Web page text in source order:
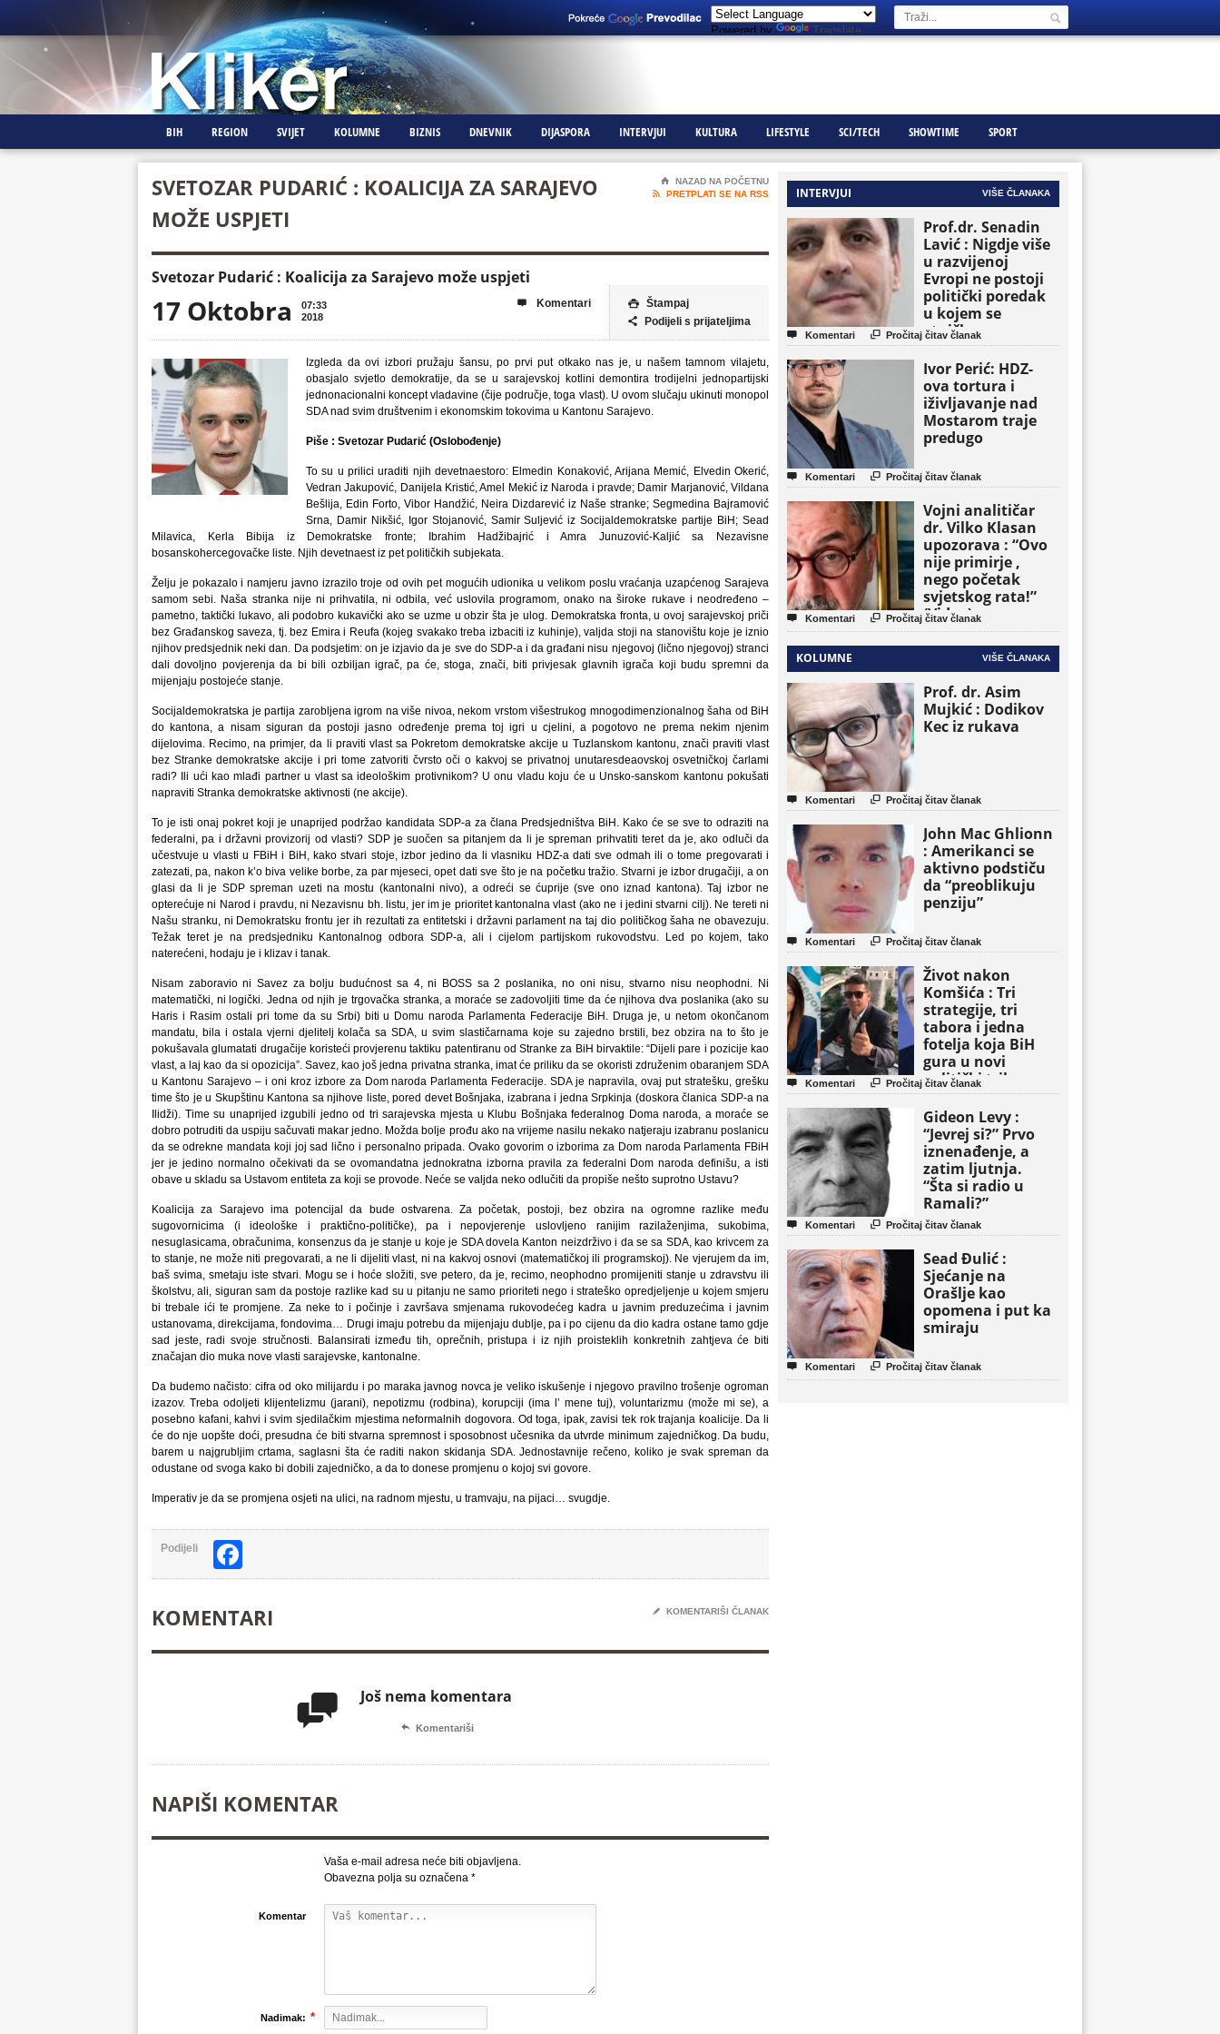
Powered by Translate
BIH REGION SVIJET KOLUMNE BIZNIS DNEVNIK DIJASPORA INTERVJUI KULTURA LIFESTYLE SCI/TECH SHOWTIME SPORT
SVETOZAR PUDARIĆ : KOALICIJA ZA SARAJEVO
MOŽE USPJETI
⌂
NAZAD NA POČETNU

PRETPLATI SE NA RSS
Svetozar Pudarić : Koalicija za Sarajevo može uspjeti
17 Oktobra
07:33
2018
 Štampaj
 Podijeli s prijateljima
 Komentari
Izgleda da ovi izbori pružaju šansu, po prvi put otkako nas je, u našem tamnom vilajetu,
obasjalo svjetlo demokratije, da se u sarajevskoj kotlini demontira trodijelni jednopartijski
jednonacionalni koncept vladavine (čije područje, toga vlast). U ovom slučaju ukinuti monopol
SDA nad svim društvenim i ekonomskim tokovima u Kantonu Sarajevo.
Piše : Svetozar Pudarić (Oslobođenje)
To su u prilici uraditi njih devetnaestoro: Elmedin Konaković, Arijana Memić, Elvedin Okerić,
Vedran Jakupović, Danijela Kristić, Amel Mekić iz Naroda i pravde; Damir Marjanović, Vildana
Bešlija, Edin Forto, Vibor Handžić, Neira Dizdarević iz Naše stranke; Segmedina Bajramović
Srna, Damir Nikšić, Igor Stojanović, Samir Suljević iz Socijaldemokratske partije BiH; Sead
Milavica, Kerla Bibija iz Demokratske fronte; Ibrahim Hadžibajrić i Amra Junuzović-Kaljić sa Nezavisne
bosanskohercegovačke liste. Njih devetnaest iz pet političkih subjekata.
Želju je pokazalo i namjeru javno izrazilo troje od ovih pet mogućih udionika u velikom poslu vraćanja uzapćenog Sarajeva
samom sebi. Naša stranka nije ni prihvatila, ni odbila, već uslovila programom, onako na široke rukave i neodređeno –
pametno, taktički lukavo, ali podobro kukavički ako se uzme u obzir šta je ulog. Demokratska fronta, u ovoj sarajevskoj priči
bez Građanskog saveza, tj. bez Emira i Reufa (kojeg svakako treba izbaciti iz kuhinje), valjda stoji na stanovištu koje je iznio
njihov predsjednik neki dan. Da podsjetim: on je izjavio da je sve do SDP-a i da građani nisu njegovoj (lično njegovoj) stranci
dali dovoljno povjerenja da bi bili ozbiljan igrač, pa će, stoga, znači, biti privjesak glavnih igrača koji budu spremni da
mijenjaju postojeće stanje.
Socijaldemokratska je partija zarobljena igrom na više nivoa, nekom vrstom višestrukog mnogodimenzionalnog šaha od BiH
do kantona, a nisam siguran da postoji jasno određenje prema toj igri u cjelini, a pogotovo ne prema nekim njenim
dijelovima. Recimo, na primjer, da li praviti vlast sa Pokretom demokratske akcije u Tuzlanskom kantonu, znači praviti vlast
bez Stranke demokratske akcije i pri tome zatvoriti čvrsto oči o kakvoj se privatnoj unutaresdeaovskoj osvetničkoj čarlami
radi? Ili ući kao mlađi partner u vlast sa ideološkim protivnikom? U onu vladu koju će u Unsko-sanskom kantonu pokušati
napraviti Stranka demokratske aktivnosti (ne akcije).
To je isti onaj pokret koji je unaprijed podržao kandidata SDP-a za člana Predsjedništva BiH. Kako će se sve to odraziti na
federalni, pa i državni provizorij od vlasti? SDP je suočen sa pitanjem da li je spreman prihvatiti teret da je, ako odluči da
učestvuje u vlasti u FBiH i BiH, kako stvari stoje, izbor jedino da li vlasniku HDZ-a dati sve odmah ili o tome pregovarati i
zatezati, pa, nakon k’o biva velike borbe, za par mjeseci, opet dati sve što je na početku tražio. Stvarni je izbor drugačiji, a on
glasi da li je SDP spreman uzeti na mostu (kantonalni nivo), a odreći se ćuprije (sve ono iznad kantona). Taj izbor ne
opterećuje ni Narod i pravdu, ni Nezavisnu bh. listu, jer im je prioritet kantonalna vlast (ako ne i jedini stvarni cilj). Ne tereti ni
Našu stranku, ni Demokratsku frontu jer ih rezultati za entitetski i državni parlament na taj dio političkog šaha ne obavezuju.
Težak teret je na predsjedniku Kantonalnog odbora SDP-a, ali i cijelom partijskom rukovodstvu. Led po kojem, tako
naterećeni, hodaju je i klizav i tanak.
Nisam zaboravio ni Savez za bolju budućnost sa 4, ni BOSS sa 2 poslanika, no oni nisu, stvarno nisu neophodni. Ni
matematički, ni logički. Jedna od njih je trgovačka stranka, a moraće se zadovoljiti time da će njihova dva poslanika (ako su
Haris i Rasim ostali pri tome da su Srbi) biti u Domu naroda Parlamenta Federacije BiH. Druga je, u netom okončanom
mandatu, bila i ostala vjerni djelitelj kolača sa SDA, u svim slastičarnama koje su zajedno brstili, bez obzira na to što je
pokušavala glumatati drugačije koristeći provjerenu taktiku patentiranu od Stranke za BiH birvaktile: “Dijeli pare i pozicije kao
vlast, a laj kao da si opozicija”. Savez, kao još jedna privatna stranka, imat će priliku da se okoristi združenim obaranjem SDA
u Kantonu Sarajevo – i oni kroz izbore za Dom naroda Parlamenta Federacije. SDA je napravila, ovaj put stratešku, grešku
time što je u Skupštinu Kantona sa njihove liste, pored devet Bošnjaka, izabrana i jedna Srpkinja (doskora članica SDP-a na
Ilidži). Time su unaprijed izgubili jedno od tri sarajevska mjesta u Klubu Bošnjaka federalnog Doma naroda, a moraće se
dobro potruditi da uspiju sačuvati makar jedno. Možda bolje prođu ako na vrijeme nasilu nekako natjeraju izabranu poslanicu
da se odrekne mandata koji joj sad lično i personalno pripada. Ovako govorim o izborima za Dom naroda Parlamenta FBiH
jer je jedino normalno očekivati da se ovomandatna jednokratna izborna pravila za federalni Dom naroda definišu, a isti
obave u skladu sa Ustavom entiteta za koji se provode. Neće se valjda neko odlučiti da propiše nešto suprotno Ustavu?
Koalicija za Sarajevo ima potencijal da bude ostvarena. Za početak, postoji, bez obzira na ogromne razlike među
sugovornicima (i ideološke i praktično-političke), pa i nepovjerenje uslovljeno ranijim razilaženjima, sukobima,
nesuglasicama, obračunima, konsenzus da je stanje u koje je SDA dovela Kanton neizdrživo i da se sa SDA, kao krivcem za
to stanje, ne može niti pregovarati, a ne li dijeliti vlast, ni na kakvoj osnovi (matematičkoj ili programskoj). Ne vjerujem da im,
baš svima, smetaju iste stvari. Mogu se i hoće složiti, sve petero, da je, recimo, neophodno promijeniti stanje u zdravstvu ili
školstvu, ali, siguran sam da postoje razlike kad su u pitanju ne samo prioriteti nego i strateško opredjeljenje u kojem smjeru
bi trebale ići te promjene. Za neke to i počinje i završava smjenama rukovodećeg kadra u javnim preduzećima i javnim
ustanovama, direkcijama, fondovima… Drugi imaju potrebu da mijenjaju dublje, pa i po cijenu da dio kadra ostane tamo gdje
sad jeste, radi svoje stručnosti. Balansirati između tih, oprečnih, pristupa i iz njih proisteklih konkretnih zahtjeva će biti
značajan dio muka nove vlasti sarajevske, kantonalne.
Da budemo načisto: cifra od oko milijardu i po maraka javnog novca je veliko iskušenje i njegovo pravilno trošenje ogroman
izazov. Treba odoljeti klijentelizmu (jarani), nepotizmu (rodbina), korupciji (ima l’ mene tuj), voluntarizmu (može mi se), a
posebno kafani, kahvi i svim sjedilačkim mjestima neformalnih dogovora. Od toga, ipak, zavisi tek rok trajanja koalicije. Da li
će do nje uopšte doći, presudna će biti stvarna spremnost i sposobnost učesnika da utvrde minimum zajedničkog. Da budu,
barem u najgrubljim crtama, saglasni šta će raditi nakon skidanja SDA. Jednostavnije rečeno, koliko je svak spreman da
odustane od svoga kako bi dobili zajedničko, a da to donese promjenu o kojoj svi govore.
Imperativ je da se promjena osjeti na ulici, na radnom mjestu, u tramvaju, na pijaci… svugdje.
Podijeli
KOMENTARI ✎ KOMENTARIŠI ČLANAK
 Još nema komentara
 Komentariši
NAPIŠI KOMENTAR
Vaša e-mail adresa neće biti objavljena.
Obavezna polja su označena *
Komentar
Nadimak: *
INTERVJUI VIŠE ČLANAKA
Prof.dr. Senadin
Lavić : Nigdje više
u razvijenoj
Evropi ne postoji
politički poredak
u kojem se
etničke grupe
pojavljuju kao
osnovne političke
jedinice
 Komentari  Pročitaj čitav članak
Ivor Perić: HDZ-
ova tortura i
iživljavanje nad
Mostarom traje
predugo
 Komentari  Pročitaj čitav članak
Vojni analitičar
dr. Vilko Klasan
upozorava : “Ovo
nije primirje ,
nego početak
svjetskog rata!”
(Video)
 Komentari  Pročitaj čitav članak
KOLUMNE VIŠE ČLANAKA
Prof. dr. Asim
Mujkić : Dodikov
Kec iz rukava
 Komentari  Pročitaj čitav članak
John Mac Ghlionn
: Amerikanci se
aktivno podstiču
da “preoblikuju
penziju”
 Komentari  Pročitaj čitav članak
Život nakon
Komšića : Tri
strategije, tri
tabora i jedna
fotelja koja BiH
gura u novi
politički triler
 Komentari  Pročitaj čitav članak
Gideon Levy :
“Jevrej si?” Prvo
iznenađenje, a
zatim ljutnja.
“Šta si radio u
Ramali?”
 Komentari  Pročitaj čitav članak
Sead Đulić :
Sjećanje na
Orašlje kao
opomena i put ka
smiraju
 Komentari  Pročitaj čitav članak